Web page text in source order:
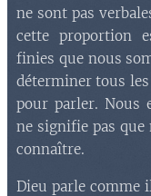
ne sont pas
cette proportion
finies que nous
déterminer tous
pour parler. Nous
ne signifie pas que
connaître.
Dieu parle comme